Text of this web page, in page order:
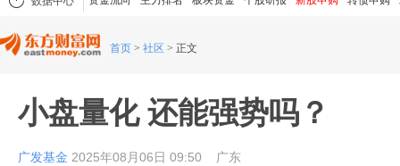
首页 > 社区 > 正文
小盘量化 还能强势吗？
广发基金 2025年08月06日 09:50 广东